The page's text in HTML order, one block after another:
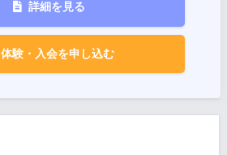
詳細を見る
体験・入会を申し込む